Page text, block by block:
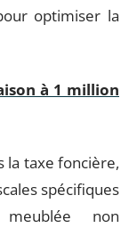
optimiser la
à 1 million
la taxe foncière,
spécifiques
non